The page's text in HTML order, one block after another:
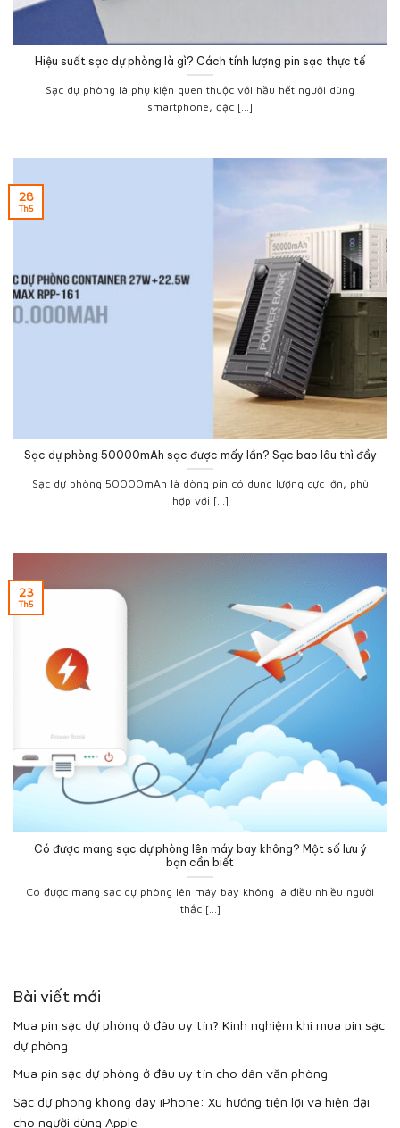
Hiệu suất sạc dự phòng là gì? Cách tính lượng pin sạc thực tế
Sạc dự phòng là phụ kiện quen thuộc với hầu hết người dùng
smartphone, đặc [...]
Sạc dự phòng 50000mAh sạc được mấy lần? Sạc bao lâu thì đầy
Sạc dự phòng 50000mAh là dòng pin có dung lượng cực lớn, phù
hợp với [...]
28
Th5
Có được mang sạc dự phòng lên máy bay không? Một số lưu ý
bạn cần biết
Có được mang sạc dự phòng lên máy bay không là điều nhiều người
thắc [...]
23
Th5
Bài viết mới
Mua pin sạc dự phòng ở đâu uy tín? Kinh nghiệm khi mua pin sạc
dự phòng
Mua pin sạc dự phòng ở đâu uy tín cho dân văn phòng
Sạc dự phòng không dây iPhone: Xu hướng tiện lợi và hiện đại
cho người dùng Apple